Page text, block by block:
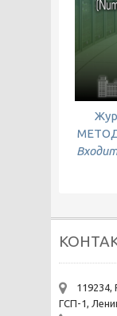
119234,
ГСП-1,